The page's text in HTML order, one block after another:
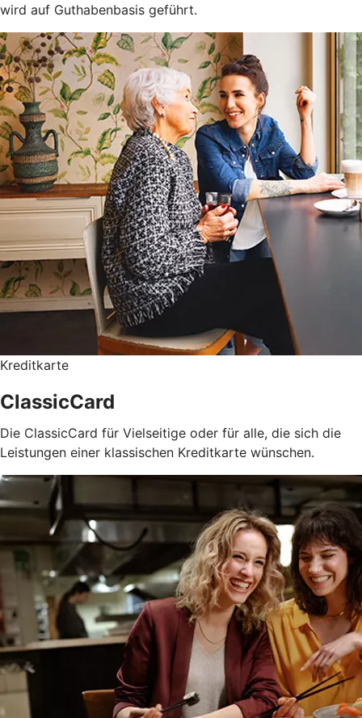
wird auf Guthabenbasis geführt.
Kreditkarte
ClassicCard
Die ClassicCard für Vielseitige oder für alle, die sich die
Leistungen einer klassischen Kreditkarte wünschen.